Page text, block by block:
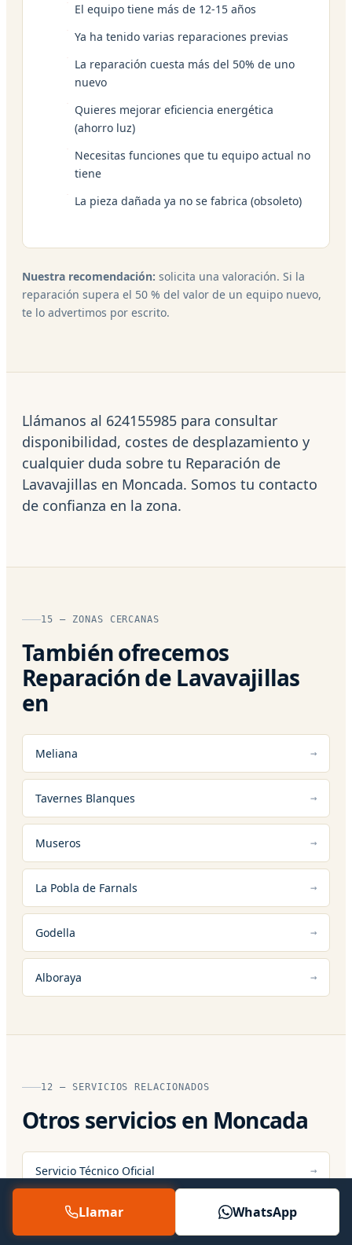
El equipo tiene más de 12-15 años
Ya ha tenido varias reparaciones previas
La reparación cuesta más del 50% de uno
nuevo
Quieres mejorar eficiencia energética
(ahorro luz)
Necesitas funciones que tu equipo actual no
tiene
La pieza dañada ya no se fabrica (obsoleto)
Nuestra recomendación: solicita una valoración. Si la
reparación supera el 50 % del valor de un equipo nuevo,
te lo advertimos por escrito.
Llámanos al 624155985 para consultar
disponibilidad, costes de desplazamiento y
cualquier duda sobre tu Reparación de
Lavavajillas en Moncada. Somos tu contacto
de confianza en la zona.
15 — ZONAS CERCANAS
También ofrecemos
Reparación de Lavavajillas
en
Meliana
Tavernes Blanques
Museros
La Pobla de Farnals
Godella
Alboraya
12 — SERVICIOS RELACIONADOS
Otros servicios en Moncada
Servicio Técnico Oficial
Servicio Técnico 24 Horas
Llamar WhatsApp